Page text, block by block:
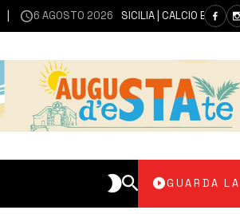
6 AGOSTO 2026 SICILIA | CALCIO
GUARDA